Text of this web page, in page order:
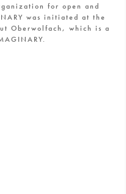
for open and
was initiated at the
Oberwolfach, which is a